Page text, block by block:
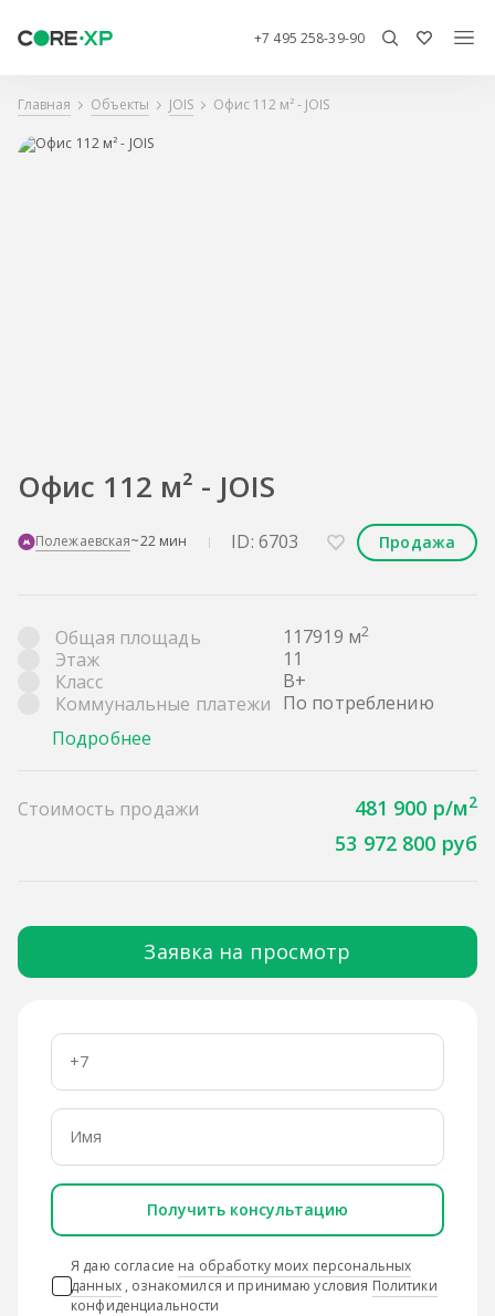
+7 495 258-39-90
Главная Объекты JOIS Офис 112 м² - JOIS
Офис 112 м² - JOIS
Полежаевская~22 мин ID: 6703 Продажа
Общая площадь 117919 м2
Этаж
11
Класс
B+
Коммунальные платежи По потреблению
Подробнее
Стоимость продажи 481 900 р/м2
53 972 800 руб
Заявка на просмотр
Получить консультацию
Я даю согласие на обработку моих персональных
данных, ознакомился и принимаю условия Политики
конфиденциальности